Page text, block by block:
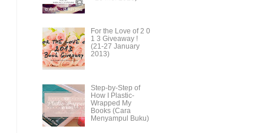
For the Love of 2 0
1 3 Giveaway !
(21-27 January
2013)
Step-by-Step of
How I Plastic-
Wrapped My
Books (Cara
Menyampul Buku)